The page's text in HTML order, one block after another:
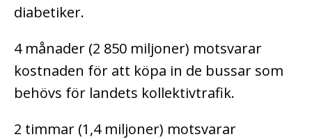
diabetiker.
4 månader (2 850 miljoner) motsvarar
kostnaden för att köpa in de bussar som
behövs för landets kollektivtrafik.
2 timmar (1,4 miljoner) motsvarar